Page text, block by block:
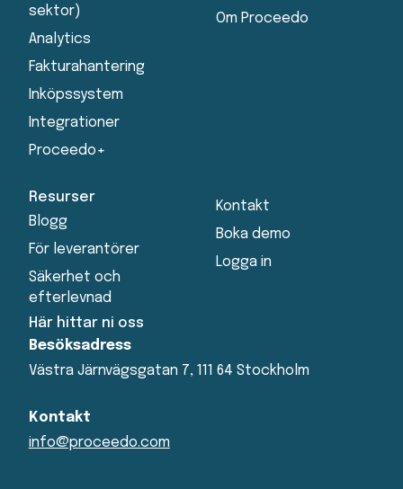
sektor)
Analytics
Fakturahantering
Inköpssystem
Integrationer
Proceedo+
Om Proceedo
Resurser
Blogg
För leverantörer
Säkerhet och
efterlevnad
Kontakt
Boka demo
Logga in
Här hittar ni oss
Besöksadress
Västra Järnvägsgatan 7, 111 64 Stockholm
Kontakt
info@proceedo.com